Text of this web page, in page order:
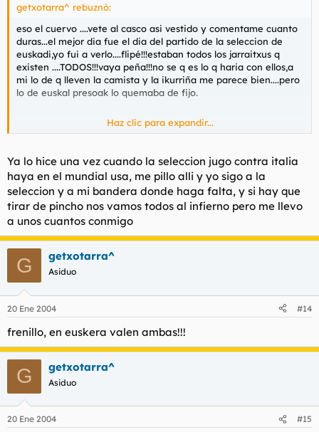
getxotarra^ rebuznó:
eso el cuervo ....vete al casco asi vestido y comentame cuanto
duras...el mejor dia fue el dia del partido de la seleccion de
euskadi,yo fui a verlo....flipé!!!estaban todos los jarraitxus q
existen ....TODOS!!!vaya peña!!!no se q es lo q haria con ellos,a
mi lo de q lleven la camista y la ikurriña me parece bien....pero
lo de euskal presoak lo quemaba de fijo.
agur
Haz clic para expandir...
Ya lo hice una vez cuando la seleccion jugo contra italia
haya en el mundial usa, me pillo alli y yo sigo a la
seleccion y a mi bandera donde haga falta, y si hay que
tirar de pincho nos vamos todos al infierno pero me llevo
a unos cuantos conmigo
G getxotarra^
Asiduo
20 Ene 2004 #14
frenillo, en euskera valen ambas!!!
G getxotarra^
Asiduo
20 Ene 2004 #15